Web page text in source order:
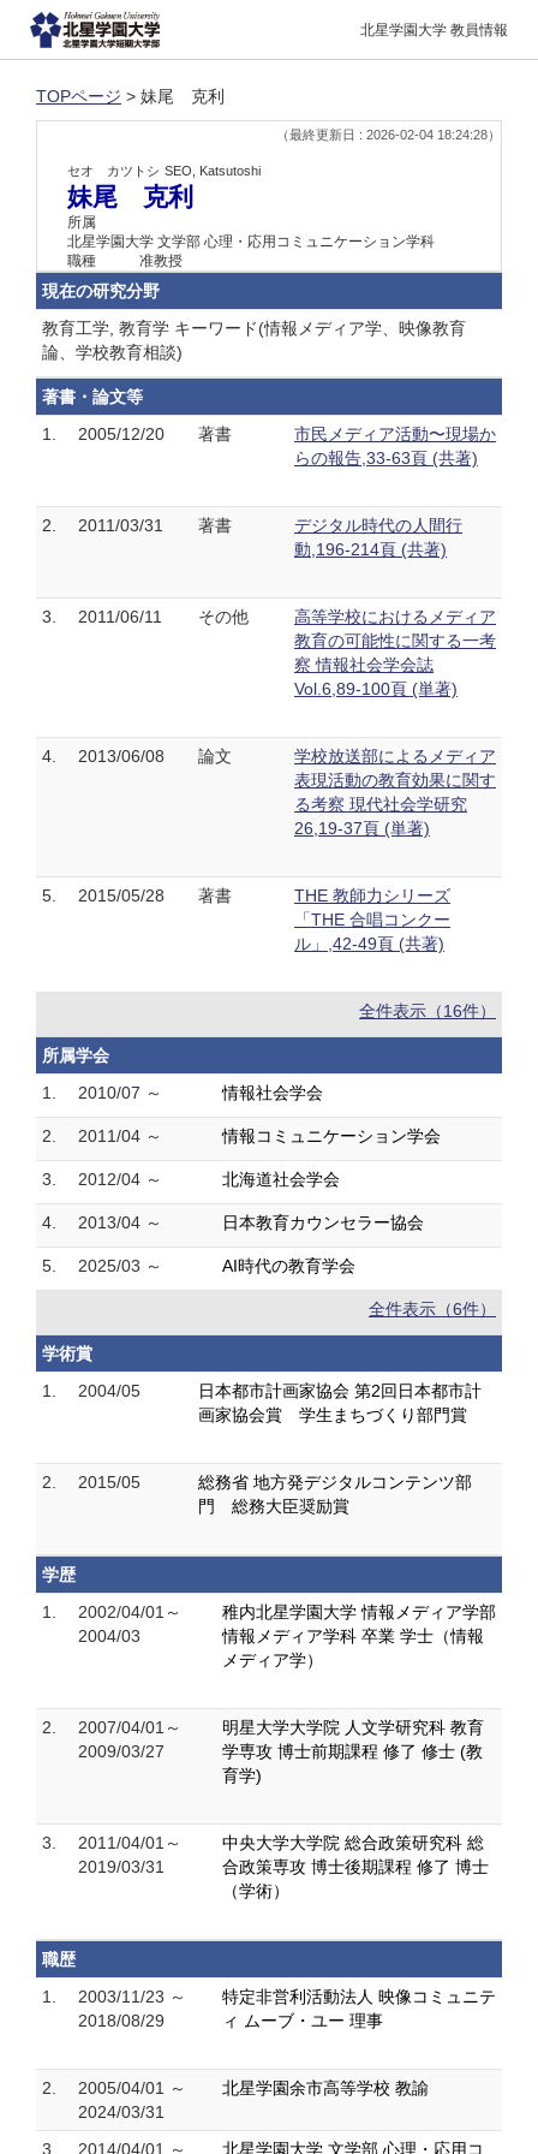
北星学園大学 教員情報
TOPページ > 妹尾 克利
（最終更新日 : 2026-02-04 18:24:28）
セオ カツトシ SEO, Katsutoshi
妹尾 克利
所属
北星学園大学 文学部 心理・応用コミュニケーション学科
職種
准教授
現在の研究分野
教育工学, 教育学 キーワード(情報メディア学、映像教育
論、学校教育相談)
著書・論文等
1.
2005/12/20 著書
市民メディア活動〜現場か
らの報告,33-63頁 (共著)
2. 2011/03/31 著書
デジタル時代の人間行
動,196-214頁 (共著)
3. 2011/06/11 その他
高等学校におけるメディア
教育の可能性に関する一考
察 情報社会学会誌
Vol.6,89-100頁 (単著)
4. 2013/06/08 論文
学校放送部によるメディア
表現活動の教育効果に関す
る考察 現代社会学研究
26,19-37頁 (単著)
5. 2015/05/28 著書
THE 教師力シリーズ
「THE 合唱コンクー
ル」,42-49頁 (共著)
全件表示（16件）
所属学会
1.
2010/07 ～ 情報社会学会
2. 2011/04 ～ 情報コミュニケーション学会
3. 2012/04 ～ 北海道社会学会
4. 2013/04 ～ 日本教育カウンセラー協会
5. 2025/03 ～ AI時代の教育学会
全件表示（6件）
学術賞
1.
2004/05
日本都市計画家協会 第2回日本都市計
画家協会賞 学生まちづくり部門賞
2. 2015/05
総務省 地方発デジタルコンテンツ部
門 総務大臣奨励賞
学歴
1.
2002/04/01～
2004/03
稚内北星学園大学 情報メディア学部
情報メディア学科 卒業 学士（情報
メディア学）
2.
2007/04/01～
2009/03/27
明星大学大学院 人文学研究科 教育
学専攻 博士前期課程 修了 修士 (教
育学)
3.
2011/04/01～
2019/03/31
中央大学大学院 総合政策研究科 総
合政策専攻 博士後期課程 修了 博士
（学術）
職歴
1.
2003/11/23 ～
2018/08/29
特定非営利活動法人 映像コミュニテ
ィ ムーブ・ユー 理事
2.
2005/04/01 ～
2024/03/31
北星学園余市高等学校 教諭
3. 2014/04/01 ～ 北星学園大学 文学部 心理・応用コ